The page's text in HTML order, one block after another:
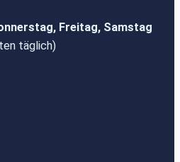
Freitag, Samstag
täglich)